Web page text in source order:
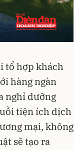
tổ hợp khách
hàng ngàn
nghỉ dưỡng
tiện ích dịch
mại, không
sẽ tạo ra